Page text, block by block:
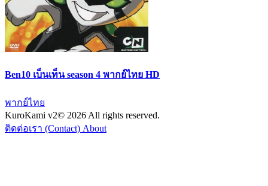
Ben10 เบ็นเท็น season 4 พากย์ไทย HD
พากย์ไทย
KuroKami v2© 2026 All rights reserved.
ติดต่อเรา (Contact) About